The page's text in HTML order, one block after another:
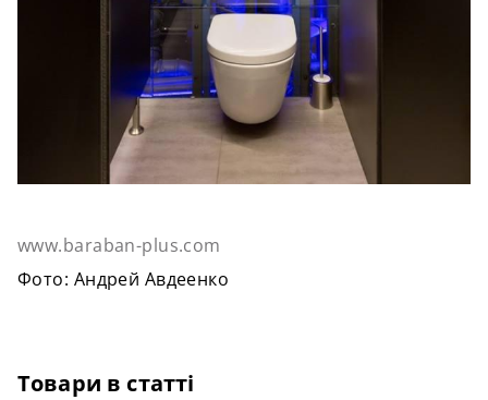
www.baraban-plus.com
Фото: Андрей Авдеенко
Товари в статті